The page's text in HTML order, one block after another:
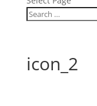
icon_2